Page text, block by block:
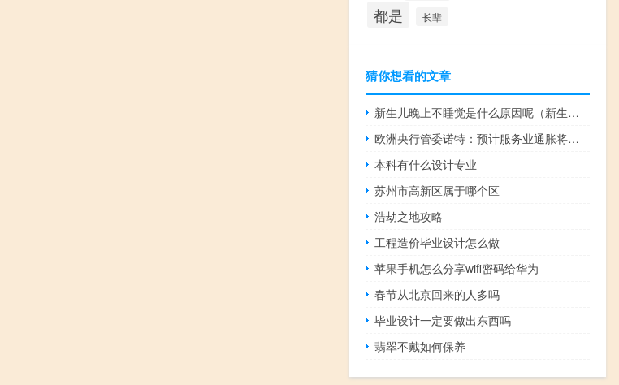
都是 长辈
猜你想看的文章
新生儿晚上不睡觉是什么原因呢（新生儿晚上不睡觉怎么回事）
欧洲央行管委诺特：预计服务业通胀将放缓工资是关键
本科有什么设计专业
苏州市高新区属于哪个区
浩劫之地攻略
工程造价毕业设计怎么做
苹果手机怎么分享wifi密码给华为
春节从北京回来的人多吗
毕业设计一定要做出东西吗
翡翠不戴如何保养